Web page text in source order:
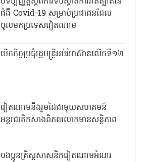
ជំងឺ Covid-19 សម្រាប់ប្រជាជនដែល
ចូលមកប្រទេសវៀតណាម
បើកកិច្ចប្រជុំរដ្ឋមន្ត្រីអប់រំអាស៊ានលើកទី១២
វៀតណាមនឹងរួមដៃជាមួយសហគមន៍
អន្តរជាតិកសាងពិភពលោកមានសន្តិភាព
បងប្អូនគ្រិស្តសាសនិកវៀតណាមអំណរ